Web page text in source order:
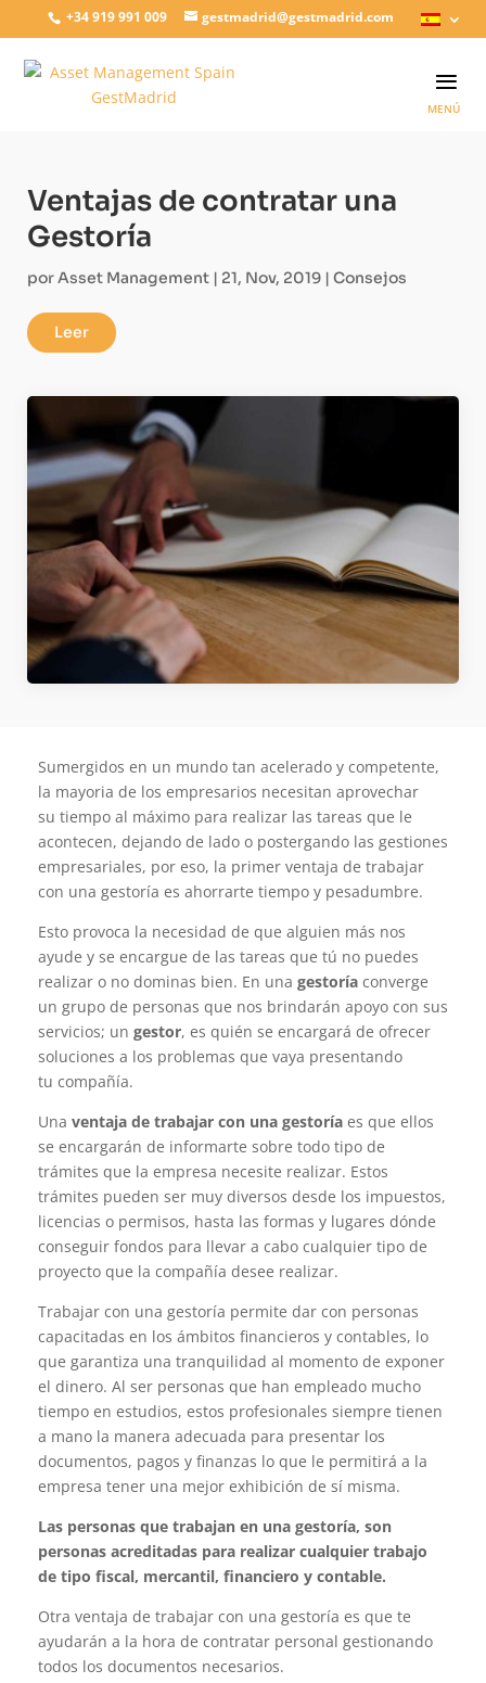
+34 919 991 009 gestmadrid@gestmadrid.com
Ventajas de contratar una
Gestoría
porAsset Management | 21, Nov, 2019 | Consejos
Leer
Sumergidos en un mundo tan acelerado y competente,
la mayoria de los empresarios necesitan aprovechar
su tiempo al máximo para realizar las tareas que le
acontecen, dejando de lado o postergando las gestiones
empresariales, por eso, la primer ventaja de trabajar
con una gestoría es ahorrarte tiempo y pesadumbre.
Esto provoca la necesidad de que alguien más nos
ayude y se encargue de las tareas que tú no puedes
realizar o no dominas bien. En una gestoría converge
un grupo de personas que nos brindarán apoyo con sus
servicios; un gestor, es quién se encargará de ofrecer
soluciones a los problemas que vaya presentando
tu compañía.
Una ventaja de trabajar con una gestoría es que ellos
se encargarán de informarte sobre todo tipo de
trámites que la empresa necesite realizar. Estos
trámites pueden ser muy diversos desde los impuestos,
licencias o permisos, hasta las formas y lugares dónde
conseguir fondos para llevar a cabo cualquier tipo de
proyecto que la compañía desee realizar.
Trabajar con una gestoría permite dar con personas
capacitadas en los ámbitos financieros y contables, lo
que garantiza una tranquilidad al momento de exponer
el dinero. Al ser personas que han empleado mucho
tiempo en estudios, estos profesionales siempre tienen
a mano la manera adecuada para presentar los
documentos, pagos y finanzas lo que le permitirá a la
empresa tener una mejor exhibición de sí misma.
Las personas que trabajan en una gestoría, son
personas acreditadas para realizar cualquier trabajo
de tipo fiscal, mercantil, financiero y contable.
Otra ventaja de trabajar con una gestoría es que te
ayudarán a la hora de contratar personal gestionando
todos los documentos necesarios.